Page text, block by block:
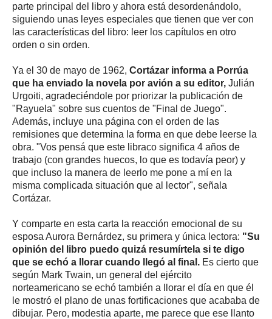
parte principal del libro y ahora está desordenándolo,
siguiendo unas leyes especiales que tienen que ver con
las características del libro: leer los capítulos en otro
orden o sin orden.
Ya el 30 de mayo de 1962, Cortázar informa a Porrúa
que ha enviado la novela por avión a su editor, Julián
Urgoiti, agradeciéndole por priorizar la publicación de
"Rayuela" sobre sus cuentos de "Final de Juego".
Además, incluye una página con el orden de las
remisiones que determina la forma en que debe leerse la
obra. "Vos pensá que este libraco significa 4 años de
trabajo (con grandes huecos, lo que es todavía peor) y
que incluso la manera de leerlo me pone a mí en la
misma complicada situación que al lector", señala
Cortázar.
Y comparte en esta carta la reacción emocional de su
esposa Aurora Bernárdez, su primera y única lectora: "Su
opinión del libro puedo quizá resumírtela si te digo
que se echó a llorar cuando llegó al final. Es cierto que
según Mark Twain, un general del ejército
norteamericano se echó también a llorar el día en que él
le mostró el plano de unas fortificaciones que acababa de
dibujar. Pero, modestia aparte, me parece que ese llanto